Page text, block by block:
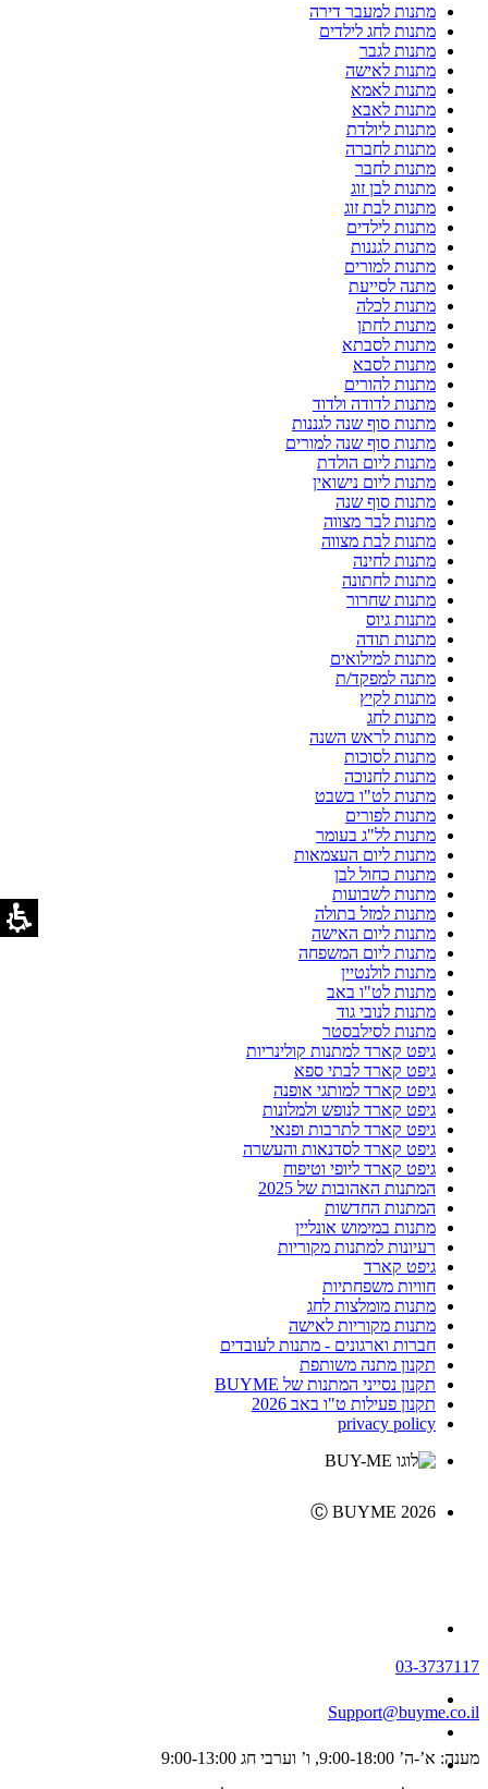
מתנות למעבר דירה
מתנות לחג לילדים
מתנות לגבר
מתנות לאישה
מתנות לאמא
מתנות לאבא
מתנות ליולדת
מתנות לחברה
מתנות לחבר
מתנות לבן זוג
מתנות לבת זוג
מתנות לילדים
מתנות לגננות
מתנות למורים
מתנה לסייעת
מתנות לכלה
מתנות לחתן
מתנות לסבתא
מתנות לסבא
מתנות להורים
מתנות לדודה ולדוד
מתנות סוף שנה לגננות
מתנות סוף שנה למורים
מתנות ליום הולדת
מתנות ליום נישואין
מתנות סוף שנה
מתנות לבר מצווה
מתנות לבת מצווה
מתנות לחינה
מתנות לחתונה
מתנות שחרור
מתנות גיוס
מתנות תודה
מתנות למילואים
מתנה למפקד/ת
מתנות לקיץ
מתנות לחג
מתנות לראש השנה
מתנות לסוכות
מתנות לחנוכה
מתנות לט"ו בשבט
מתנות לפורים
מתנות לל"ג בעומר
מתנות ליום העצמאות
מתנות כחול לבן
מתנות לשבועות
מתנות למזל בתולה
מתנות ליום האישה
מתנות ליום המשפחה
מתנות לולנטיין
מתנות לט"ו באב
מתנות לנובי גוד
מתנות לסילבסטר
גיפט קארד למתנות קולינריות
גיפט קארד לבתי ספא
גיפט קארד למותגי אופנה
גיפט קארד לנופש ולמלונות
גיפט קארד לתרבות ופנאי
גיפט קארד לסדנאות והעשרה
גיפט קארד ליופי וטיפוח
המתנות האהובות של 2025
המתנות החדשות
מתנות במימוש אונליין
רעיונות למתנות מקוריות
גיפט קארד
חוויות משפחתיות
מתנות מומלצות לחג
מתנות מקוריות לאישה
חברות וארגונים - מתנות לעובדים
תקנון מתנה משותפת
תקנון נסייני המתנות של BUYME
תקנון פעילות ט"ו באב 2026
privacy policy
Ⓒ BUYME 2026
03-3737117
Support@buyme.co.il
מענה: א’-ה’ 9:00-18:00, ו’ וערבי חג 9:00-13:00